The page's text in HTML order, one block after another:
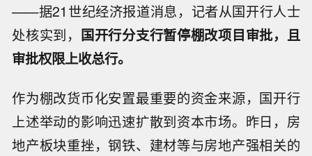
——据21世纪经济报道消息，记者从国开行人士
处核实到， 国开行分支行暂停棚改项目审批，且
审批权限上收总行。
作为棚改货币化安置最重要的资金来源，国开行
上述举动的影响迅速扩散到资本市场。昨日，房
地产板块重挫，钢铁、建材等与房地产强相关的